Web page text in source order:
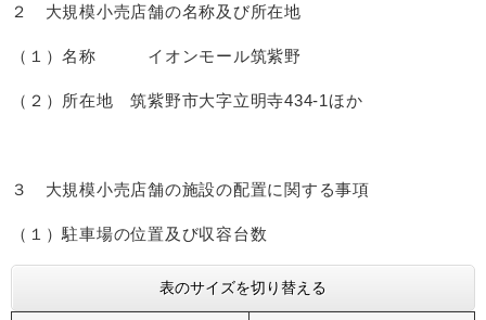
２ 大規模小売店舗の名称及び所在地
（１）名称 イオンモール筑紫野
（２）所在地 筑紫野市大字立明寺434-1ほか
３ 大規模小売店舗の施設の配置に関する事項
（１）駐車場の位置及び収容台数
表のサイズを切り替える